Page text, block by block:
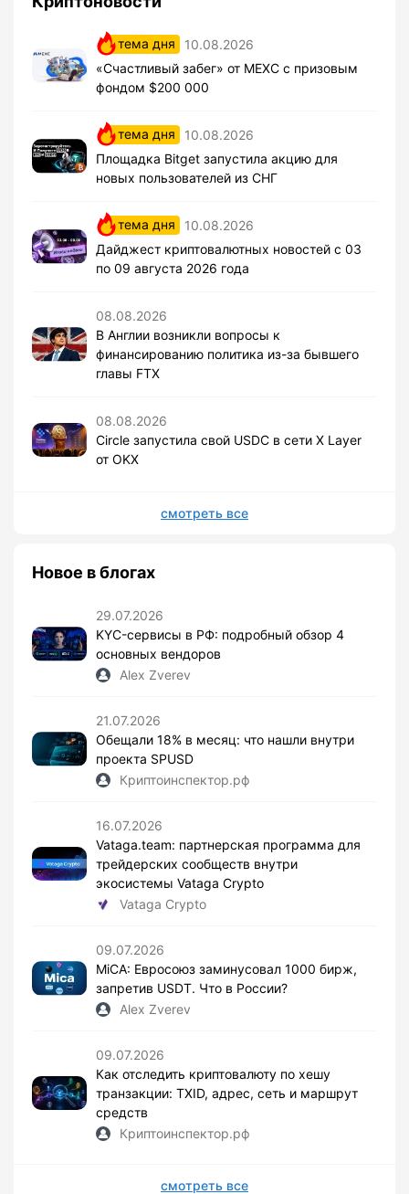
тема дня
10.08.2026
«Счастливый забег» от MEXC с призовым
фондом $200 000
тема дня
10.08.2026
Площадка Bitget запустила акцию для
новых пользователей из СНГ
тема дня
10.08.2026
Дайджест криптовалютных новостей с 03
по 09 августа 2026 года
08.08.2026
В Англии возникли вопросы к
финансированию политика из-за бывшего
главы FTX
08.08.2026
Circle запустила свой USDC в сети X Layer
от OKX
смотреть все
Новое в блогах
29.07.2026
KYC-сервисы в РФ: подробный обзор 4
основных вендоров
Alex Zverev
21.07.2026
Обещали 18% в месяц: что нашли внутри
проекта SPUSD
Криптоинспектор.рф
16.07.2026
Vataga.team: партнерская программа для
трейдерских сообществ внутри
экосистемы Vataga Crypto
Vataga Crypto
09.07.2026
MiCA: Евросоюз заминусовал 1000 бирж,
запретив USDT. Что в России?
Alex Zverev
09.07.2026
Как отследить криптовалюту по хешу
транзакции: TXID, адрес, сеть и маршрут
средств
Криптоинспектор.рф
смотреть все